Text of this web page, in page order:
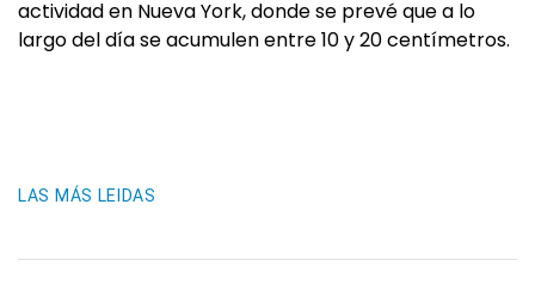
actividad en Nueva York, donde se prevé que a lo
largo del día se acumulen entre 10 y 20 centímetros.
LAS MÁS LEIDAS